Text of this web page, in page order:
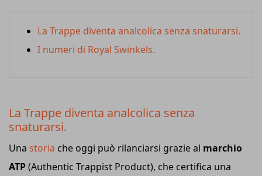
La Trappe diventa analcolica senza snaturarsi.
I numeri di Royal Swinkels.
La Trappe diventa analcolica senza
snaturarsi.
Una storia che oggi può rilanciarsi grazie al marchio
ATP(Authentic Trappist Product), che certifica una